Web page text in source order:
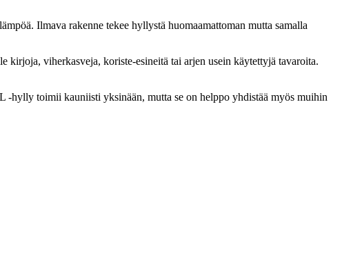
Ilmava rakenne tekee hyllystä huomaamattoman mutta samalla
viherkasveja, koriste-esineitä tai arjen usein käytettyjä tavaroita.
-hylly toimii kauniisti yksinään, mutta se on helppo yhdistää myös muihin